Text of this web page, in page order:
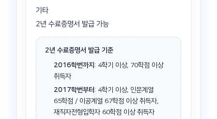
기타
2년 수료증명서 발급 가능
2년 수료증명서 발급 기준
2016학번까지 : 4학기 이상, 70학점 이상
취득자
2017학번부터: 4학기 이상, 인문계열
65학점 / 이공계열 67학점 이상 취득자,
재직자전형입학자 60학점 이상 취득자